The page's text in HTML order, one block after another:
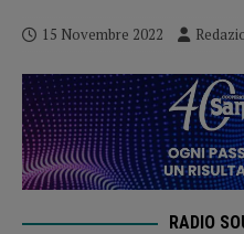
15 Novembre 2022
RADIO